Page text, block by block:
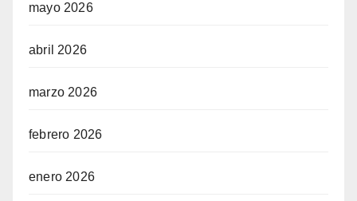
mayo 2026
abril 2026
marzo 2026
febrero 2026
enero 2026